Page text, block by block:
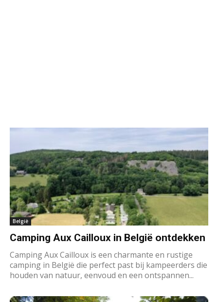
België
Camping Aux Cailloux in België ontdekken
Camping Aux Cailloux is een charmante en rustige
camping in België die perfect past bij kampeerders die
houden van natuur, eenvoud en een ontspannen...